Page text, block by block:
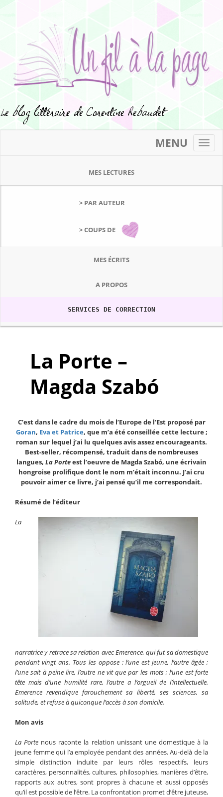
MENU
MES LECTURES
> PAR AUTEUR
> COUPS DE
MES ÉCRITS
A PROPOS
SERVICES DE CORRECTION
La Porte –
Magda Szabó
C’est dans le cadre du mois de l’Europe de l’Est proposé par
Goran, Eva et Patrice, que m’a été conseillée cette lecture ;
roman sur lequel j’ai lu quelques avis assez encourageants.
Best-seller, récompensé, traduit dans de nombreuses
langues, La Porteest l’oeuvre de Magda Szabó, une écrivain
hongroise prolifique dont le nom m’était inconnu. J’ai cru
pouvoir aimer ce livre, j’ai pensé qu’il me correspondait.
Résumé de l’éditeur
La
narratrice y retrace sa relation avec Emerence, qui fut sa domestique
pendant vingt ans. Tous les oppose : l’une est jeune, l’autre âgée ;
l’une sait à peine lire, l’autre ne vit que par les mots ; l’une est forte
tête mais d’une humilité rare, l’autre a l’orgueil de l’intellectuelle.
Emerence revendique farouchement sa liberté, ses sciences, sa
solitude, et refuse à quiconque l’accès à son domicile.
Mon avis
La Porte nous raconte la relation unissant une domestique à la
jeune femme qui l’a employée pendant des années. Au-delà de la
simple distinction induite par leurs rôles respectifs, leurs
caractères, personnalités, cultures, philosophies, manières d’être,
rapports aux autres, sont propres à chacune et aussi opposés
qu’il est possible de l’être. La confrontation promet d’être juteuse,